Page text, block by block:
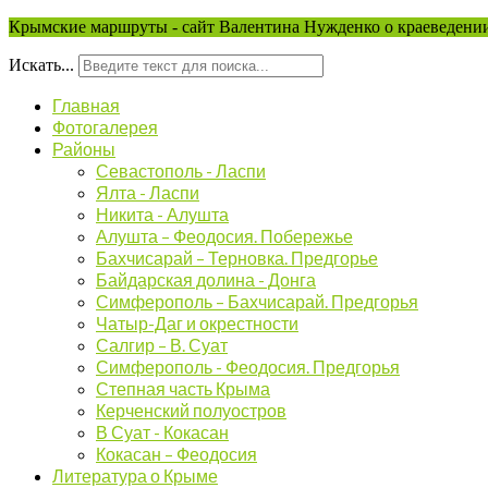
Крымские маршруты - сайт Валентина Нужденко о
Искать...
Главная
Фотогалерея
Районы
Севастополь - Ласпи
Ялта - Ласпи
Никита - Алушта
Алушта – Феодосия. Побережье
Бахчисарай – Терновка. Предгорье
Байдарская долина - Донга
Симферополь – Бахчисарай. Предгорья
Чатыр-Даг и окрестности
Салгир – В. Суат
Симферополь - Феодосия. Предгорья
Степная часть Крыма
Керченский полуостров
В Суат - Кокасан
Кокасан – Феодосия
Литература о Крыме